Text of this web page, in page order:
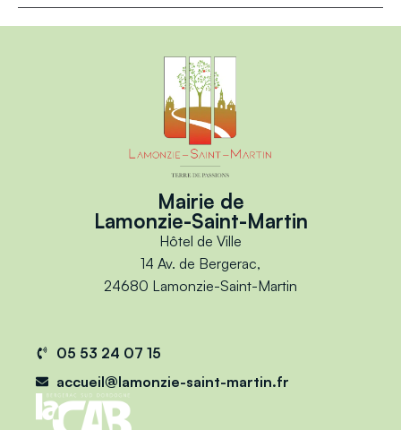
Mairie de
Lamonzie-Saint-Martin
Hôtel de Ville
14 Av. de Bergerac,
24680 Lamonzie-Saint-Martin
05 53 24 07 15
accueil@lamonzie-saint-martin.fr